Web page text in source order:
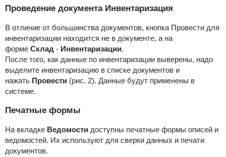
Проведение документа Инвентаризация
В отличие от большинства документов, кнопка Провести для
инвентаризации находится не в документе, а на
форме Склад - Инвентаризации.
После того, как данные по инвентаризации выверены, надо
выделите инвентаризацию в списке документов и
нажать Провести (рис. 2). Данные будут применены в
системе.
Печатные формы
На вкладке Ведомости доступны печатные формы описей и
ведомостей. Их используют для сверки данных и печати
документов.